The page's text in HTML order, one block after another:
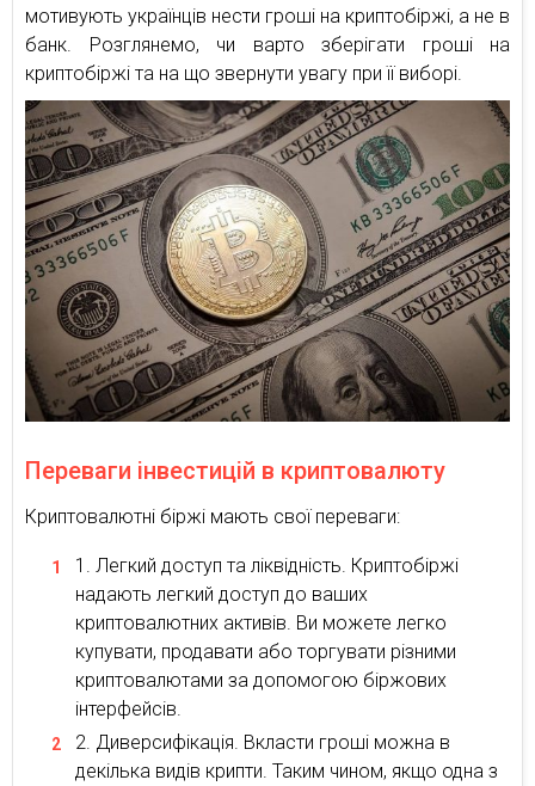
мотивують українців нести гроші на криптобіржі, а не в
банк. Розглянемо, чи варто зберігати гроші на
криптобіржі та на що звернути увагу при її виборі.
Переваги інвестицій в криптовалюту
Криптовалютні біржі мають свої переваги:
Легкий доступ та ліквідність. Криптобіржі
надають легкий доступ до ваших
криптовалютних активів. Ви можете легко
купувати, продавати або торгувати різними
криптовалютами за допомогою біржових
інтерфейсів.
Диверсифікація. Вкласти гроші можна в
декілька видів крипти. Таким чином, якщо одна з